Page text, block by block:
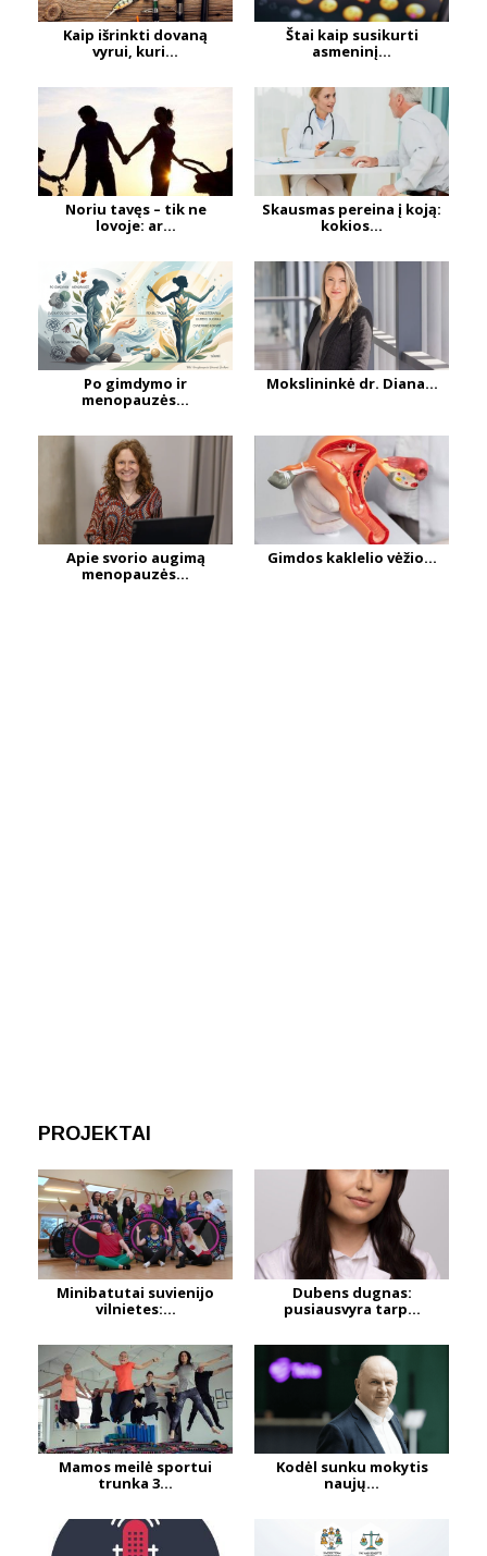
Kaip išrinkti dovaną
vyrui, kuri...
Štai kaip susikurti
asmeninį...
Noriu tavęs – tik ne
lovoje: ar...
Skausmas pereina į koją:
kokios...
Po gimdymo ir
menopauzės...
Mokslininkė dr. Diana...
Apie svorio augimą
menopauzės...
Gimdos kaklelio vėžio...
PROJEKTAI
Minibatutai suvienijo
vilnietes:...
Dubens dugnas:
pusiausvyra tarp...
Mamos meilė sportui
trunka 3...
Kodėl sunku mokytis
naujų...